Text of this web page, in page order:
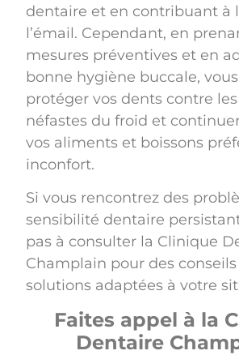
dentaire et en contribuant à
l’émail. Cependant, en
mesures préventives et en
bonne hygiène buccale,
protéger vos dents contre
néfastes du froid et
vos aliments et boissons
inconfort.
Si vous rencontrez des
sensibilité dentaire
pas à consulter la Clinique
Champlain pour des
solutions adaptées à votre
Faites appel à la
Dentaire